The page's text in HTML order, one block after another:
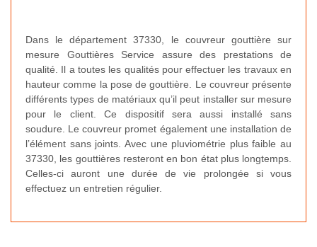
Dans le département 37330, le couvreur gouttière sur
mesure Gouttières Service assure des prestations de
qualité. Il a toutes les qualités pour effectuer les travaux en
hauteur comme la pose de gouttière. Le couvreur présente
différents types de matériaux qu’il peut installer sur mesure
pour le client. Ce dispositif sera aussi installé sans
soudure. Le couvreur promet également une installation de
l’élément sans joints. Avec une pluviométrie plus faible au
37330, les gouttières resteront en bon état plus longtemps.
Celles-ci auront une durée de vie prolongée si vous
effectuez un entretien régulier.